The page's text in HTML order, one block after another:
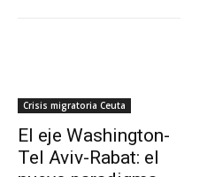
Crisis migratoria Ceuta
El eje Washington-
Tel Aviv-Rabat: el